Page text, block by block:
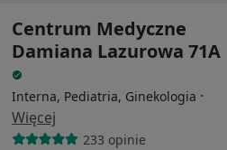
Centrum Medyczne
Damiana Lazurowa 71A
Interna, Pediatria, Ginekologia ·
Więcej
233 opinie